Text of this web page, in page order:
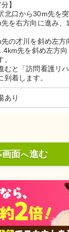
】
北口から30m先を突
を右方向に進み、
の才川を斜め左方
先を斜め左方
。
むと「訪問看護リ
到着します。
あり
画面へ進む